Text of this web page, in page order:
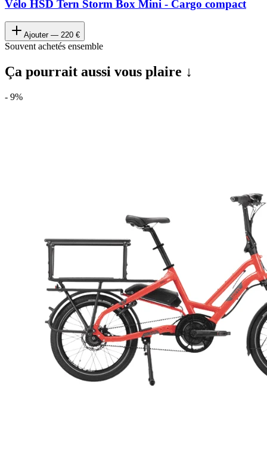
Vélo HSD Tern Storm Box Mini - Cargo compact
Ajouter — 220 €
Souvent achetés ensemble
Ça pourrait aussi vous plaire ↓
- 9%